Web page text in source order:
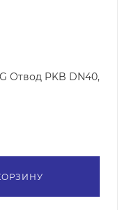
Отвод PKB DN40,